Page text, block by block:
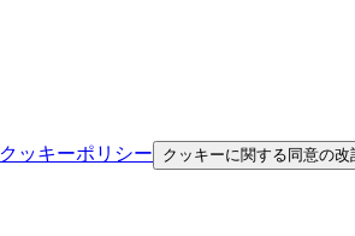
クッキーポリシー クッキーに関する同意の改